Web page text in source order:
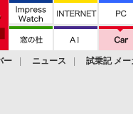
ー ニュース 試乗記 メー